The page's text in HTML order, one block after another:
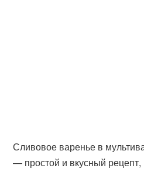
Сливовое варенье в
— простой и вкусный рецепт,